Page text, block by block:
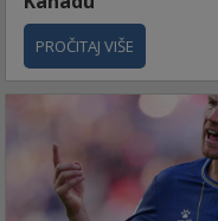
PROČITAJ VIŠE